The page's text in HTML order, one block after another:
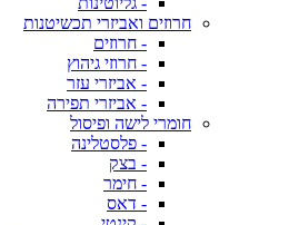
חרוזים ואביזרי תכשיטנות
- חרוזים
- חרוזי גיהוץ
- אביזרי עזר
- אביזרי תפירה
חומרי לישה ופיסול
- פלסטלינה
- בצק
- חימר
- דאס